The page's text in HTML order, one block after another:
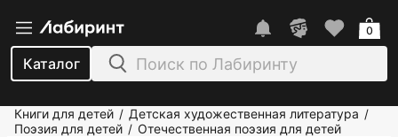
Каталог
0
Книги для детей / Детская художественная литература /
Поэзия для детей / Отечественная поэзия для детей